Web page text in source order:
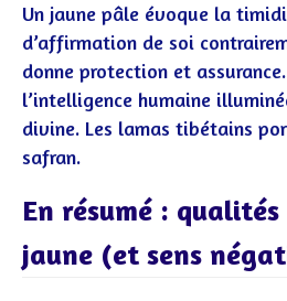
Un jaune pâle évoque la
d’affirmation de soi
donne protection et
l’intelligence humaine
divine. Les lamas tibétains
safran.
En résumé : qualités
jaune (et sens